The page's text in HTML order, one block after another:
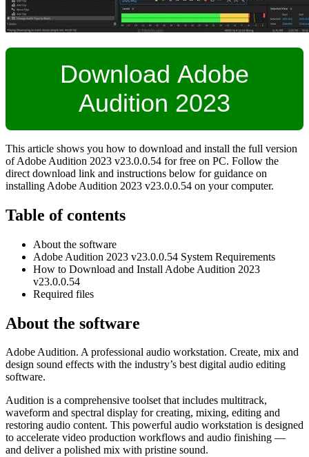
Download Adobe
Audition 2023
This article shows you how to download and install the full version
of Adobe Audition 2023 v23.0.0.54 for free on PC. Follow the
direct download link and instructions below for guidance on
installing Adobe Audition 2023 v23.0.0.54 on your computer.
Table of contents
About the software
Adobe Audition 2023 v23.0.0.54 System Requirements
How to Download and Install Adobe Audition 2023
v23.0.0.54
Required files
About the software
Adobe Audition. A professional audio workstation. Create, mix and
design sound effects with the industry’s best digital audio editing
software.
Audition is a comprehensive toolset that includes multitrack,
waveform and spectral display for creating, mixing, editing and
restoring audio content. This powerful audio workstation is designed
to accelerate video production workflows and audio finishing —
and deliver a polished mix with pristine sound.